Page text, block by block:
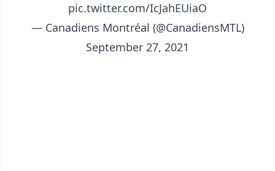
pic.twitter.com/IcJahEUiaO
— Canadiens Montréal (@CanadiensMTL)
September 27, 2021